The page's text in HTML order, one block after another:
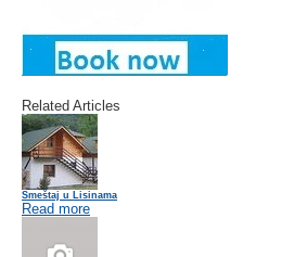
Related Articles
Smeštaj u Lisinama
Read more